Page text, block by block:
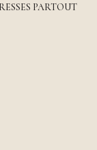
PARTOUT